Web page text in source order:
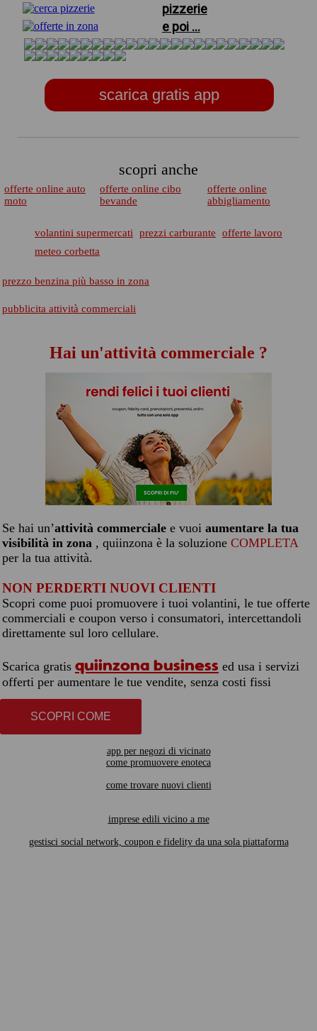
pizzerie
e poi ...
scarica gratis app
scopri anche
offerte online auto
moto
offerte online cibo
bevande
offerte online
abbigliamento
volantini supermercati prezzi carburante
offerte lavoro
meteo corbetta
prezzo benzina più basso in zona
pubblicita attività commerciali
Hai un'attività commerciale ?
Se hai un’attività commerciale e vuoi aumentare la tua
visibilità in zona , quiinzona è la soluzione COMPLETA
per la tua attività.
NON PERDERTI NUOVI CLIENTI
Scopri come puoi promuovere i tuoi volantini, le tue offerte
commerciali e coupon verso i consumatori, intercettandoli
direttamente sul loro cellulare.
Scarica gratis quiinzona business ed usa i servizi
offerti per aumentare le tue vendite, senza costi fissi
SCOPRI COME
app per negozi di vicinato
come promuovere enoteca
come trovare nuovi clienti
imprese edili vicino a me
gestisci social network, coupon e fidelity da una sola piattaforma